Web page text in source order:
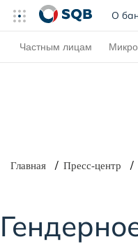
О
Частным лицам
Главная Пресс-центр